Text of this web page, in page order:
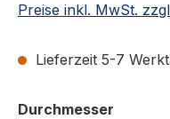
Preise inkl. MwSt.
Lieferzeit 5-7
Durchmesser